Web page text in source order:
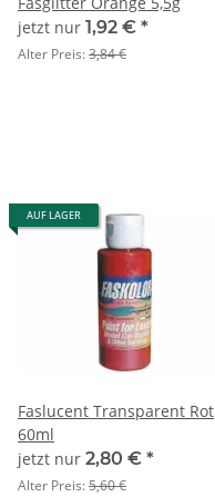
jetzt nur 1,92 € *
Alter Preis:3,84 €
AUF LAGER
Faslucent Transparent Rot
60ml
jetzt nur 2,80 € *
Alter Preis:5,60 €